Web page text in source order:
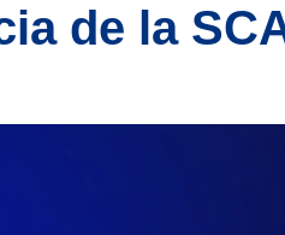
de la